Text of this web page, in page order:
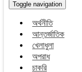
Toggle navigation
অর্থনীতি
আন্তর্জাতিক
খেলাধুলা
অপরাধ
চাকরি